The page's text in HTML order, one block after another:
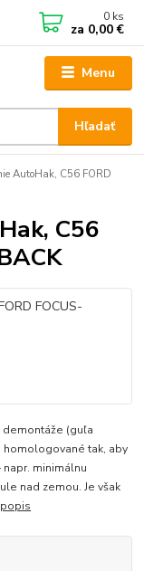
Menu
Hľadať
0 ks
za 0,00 €
AutoHak, C56 FORD
C56
demontáže (guľa
homologované tak, aby
minimálnu
nad zemou. Je však